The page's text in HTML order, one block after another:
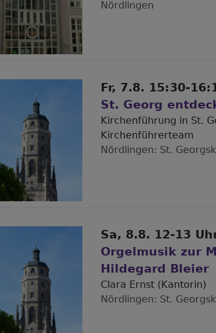
Nördlingen
Fr, 7.8. 15:30-
St. Georg
Kirchenführung in St.
Kirchenführerteam
Nördlingen
St.
Sa, 8.8. 12-13
Orgelmusik zur
Hildegard Bleier
Clara Ernst (Kantorin)
Nördlingen
St.